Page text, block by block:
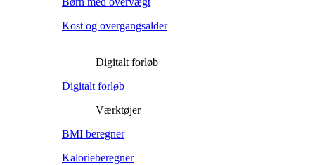
Kost og overgangsalder
Digitalt forløb
Digitalt forløb
Værktøjer
BMI beregner
Kalorieberegner